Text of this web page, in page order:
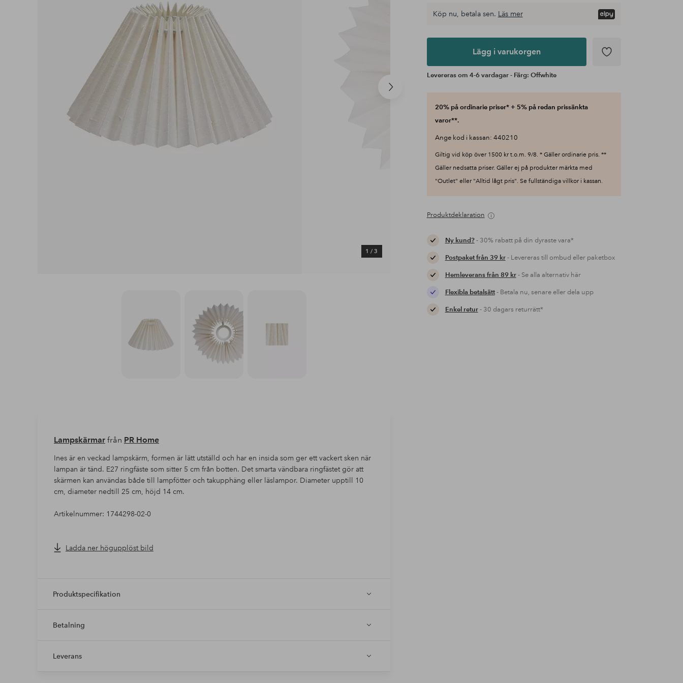
Nästa
1 / 3
Köp nu, betala sen. Läs mer
Lägg i varukorgen
Levereras om 4-6 vardagar - Färg: Offwhite
20% på ordinarie priser* + 5% på redan prissänkta
varor**.
Ange kod i kassan: 440210
Giltig vid köp över 1500 kr t.o.m. 9/8. * Gäller ordinarie pris. **
Gäller nedsatta priser. Gäller ej på produkter märkta med
"Outlet" eller "Alltid lågt pris". Se fullständiga villkor i kassan.
Produktdeklaration
Ny kund?- 30% rabatt på din dyraste vara*
Postpaket från 39 kr- Levereras till ombud eller paketbox
Hemleverans från 89 kr- Se alla alternativ här
Flexibla betalsätt- Betala nu, senare eller dela upp
Enkel retur- 30 dagars returrätt*
Lampskärmarfrån PR Home
Ines är en veckad lampskärm, formen är lätt utställd och har en insida som ger ett vackert sken när
lampan är tänd. E27 ringfäste som sitter 5 cm från botten. Det smarta vändbara ringfästet gör att
skärmen kan användas både till lampfötter och takupphäng eller läslampor. Diameter upptill 10
cm, diameter nedtill 25 cm, höjd 14 cm.
Artikelnummer: 1744298-02-0
Ladda ner högupplöst bild
Produktspecifikation
Betalning
Leverans